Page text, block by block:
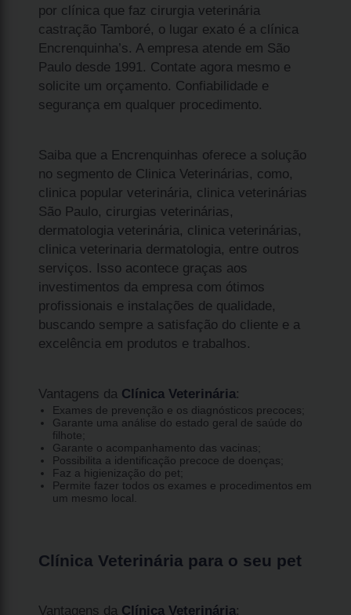
por clínica que faz cirurgia veterinária
castração Tamboré, o lugar exato é a clínica
Encrenquinha’s. A empresa atende em São
Paulo desde 1991. Contate agora mesmo e
solicite um orçamento. Confiabilidade e
segurança em qualquer procedimento.
Saiba que a Encrenquinhas oferece a solução
no segmento de Clinica Veterinárias, como,
clinica popular veterinária, clinica veterinárias
São Paulo, cirurgias veterinárias,
dermatologia veterinária, clinica veterinárias,
clinica veterinaria dermatologia, entre outros
serviços. Isso acontece graças aos
investimentos da empresa com ótimos
profissionais e instalações de qualidade,
buscando sempre a satisfação do cliente e a
excelência em produtos e trabalhos.
Vantagens da Clínica Veterinária:
Exames de prevenção e os diagnósticos precoces;
Garante uma análise do estado geral de saúde do
filhote;
Garante o acompanhamento das vacinas;
Possibilita a identificação precoce de doenças;
Faz a higienização do pet;
Permite fazer todos os exames e procedimentos em
um mesmo local.
Clínica Veterinária para o seu pet
Vantagens da Clínica Veterinária: